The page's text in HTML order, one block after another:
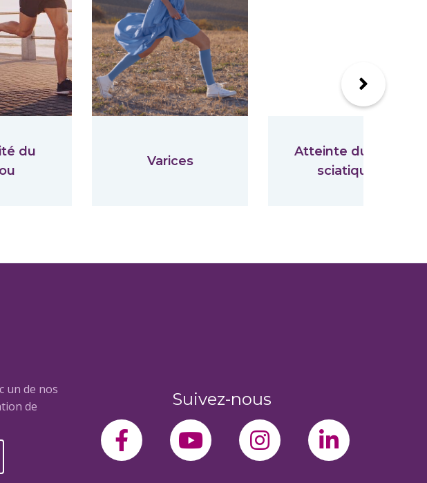
du
Varices
Atteinte du nerf
sciatique
Suivant
un de nos
de
Suivez-nous
facebook-fyoutubeinstagramlinkedin-